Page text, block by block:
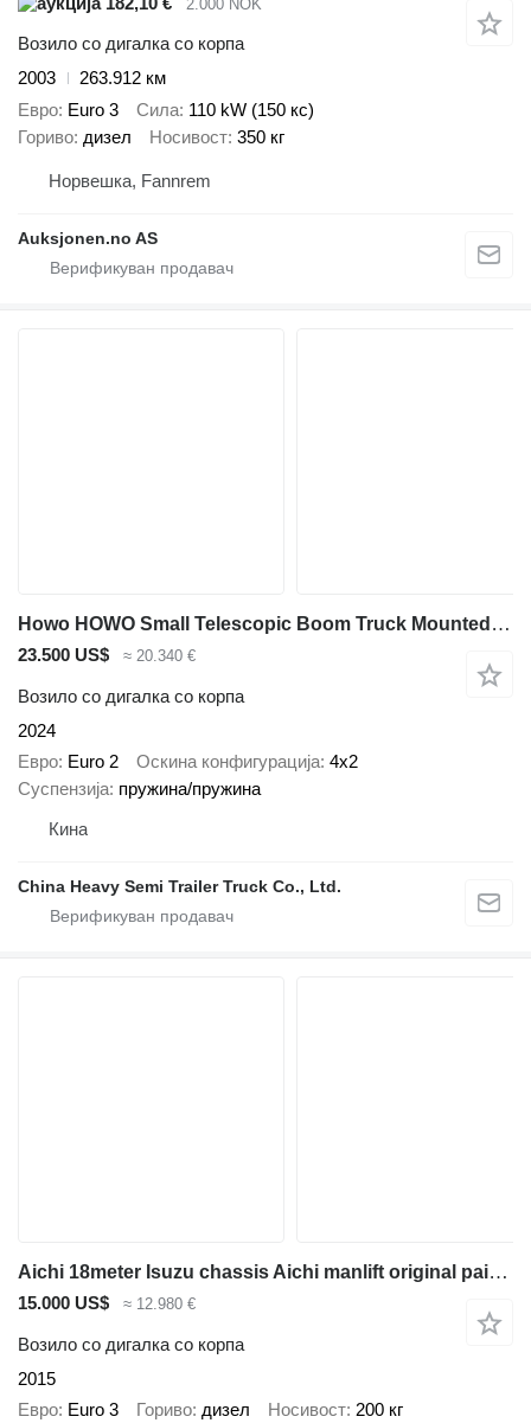
2.000 NOK
Возило со дигалка со корпа
2003
263.912 км
Евро Euro 3 Сила 110 kW (150 кс)
Гориво дизел Носивост 350 кг
Норвешка, Fannrem
Auksjonen.no AS
Howo HOWO Small Telescopic Boom Truck Mounted Crane for Sale in Mexic
23.500 US$ ≈ 20.340 €
Возило со дигалка со корпа
2024
Евро Euro 2 Оскина конфигурација 4x2
Суспензија пружина/пружина
Кина
China Heavy Semi Trailer Truck Co., Ltd.
Aichi 18meter Isuzu chassis Aichi manlift original paint good conditio
15.000 US$ ≈ 12.980 €
Возило со дигалка со корпа
2015
Евро Euro 3 Гориво дизел Носивост 200 кг